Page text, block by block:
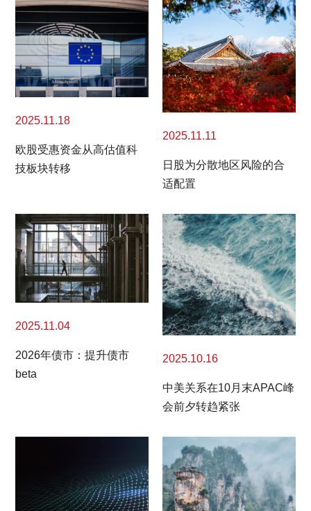
2025.11.18
欧股受惠资金从高估值科
技板块转移
2025.11.11
日股为分散地区风险的合
适配置
2025.11.04
2026年债市：提升债市
beta
2025.10.16
中美关系在10月末APAC峰
会前夕转趋紧张